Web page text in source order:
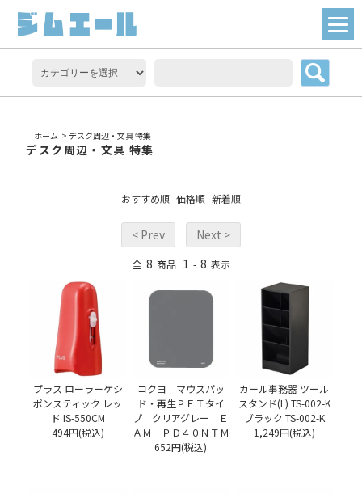
ホーム >デスク周辺・文具 特集
デスク周辺・文具 特集
おすすめ順 価格順 新着順
< Prev Next >
全 8 商品 1 - 8 表示
プラス ローラーケシ
ポンスティック レッ
ド IS-550CM
494円(税込)
コクヨ マウスパッ
ド・再生ＰＥＴタイ
プ クリアグレー Ｅ
ＡＭ－ＰＤ４０ＮＴＭ
652円(税込)
カール事務器 ツール
スタンド(L) TS-002-K
ブラック TS-002-K
1,249円(税込)